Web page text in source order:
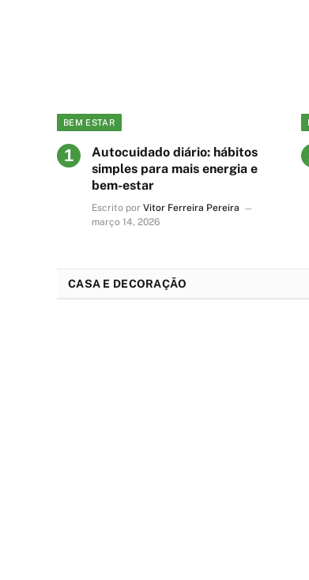
BEM ESTAR
Autocuidado diário: hábitos
simples para mais energia e
bem-estar
Escrito por Vitor Ferreira Pereira
março 14, 2026
CASA E DECORAÇÃO